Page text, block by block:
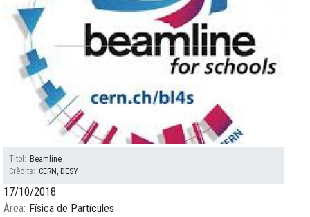
Títol
Beamline
Crèdits
CERN, DESY
17/10/2018
Àrea Física de Partícules